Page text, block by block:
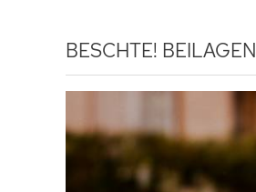
BESCHTE! BEILAGEN